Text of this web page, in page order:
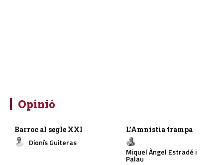
Opinió
Barroc al segle XXI
Dionís Guiteras
L’Amnistia trampa
Miquel Àngel Estradé i
Palau